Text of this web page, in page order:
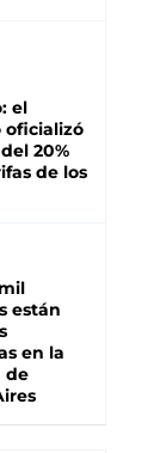
el
oficializó
20%
de los
están
en la
de